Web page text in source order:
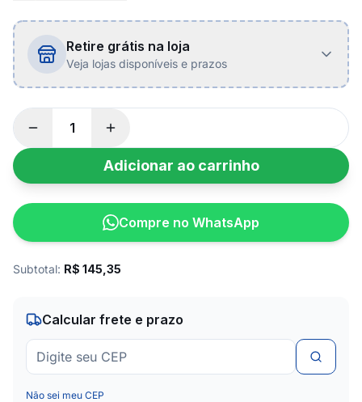
Retire grátis na loja
Veja lojas disponíveis e prazos
Adicionar ao carrinho
Compre no WhatsApp
Subtotal: R$ 145,35
Calcular frete e prazo
Não sei meu CEP